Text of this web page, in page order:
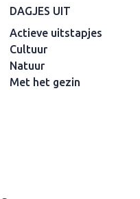
DAGJES UIT
Actieve uitstapjes
Cultuur
Natuur
Met het gezin